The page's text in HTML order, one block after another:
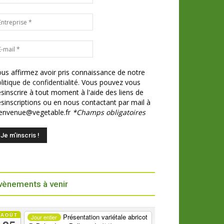
affirmez avoir pris connaissance de notre
de confidentialité. Vous pouvez vous
à tout moment à l'aide des liens de
ou en nous contactant par mail à
*Champs obligatoires
à venir
AOÛT Jour entier
Présentation variétale abricot